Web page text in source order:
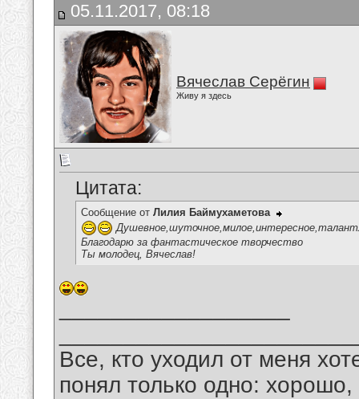
05.11.2017, 08:18
Вячеслав Серёгин
Живу я здесь
Цитата:
Сообщение от Лилия Баймухаметова
Благодарю за фантастическое творчество
Ты молодец, Вячеслав!
Все, кто уходил от меня
понял только одно: